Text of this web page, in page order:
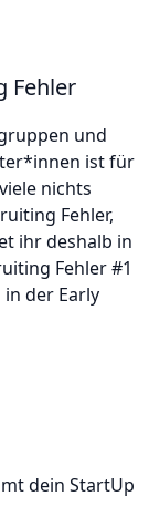
Fehler
und
ist für
nichts
Fehler,
ihr deshalb in
Fehler #1
in der Early